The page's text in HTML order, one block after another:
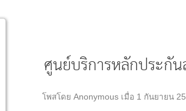
ศูนย์บริการหลักประกั
โพสโดย Anonymous เมื่อ 1 กันยายน